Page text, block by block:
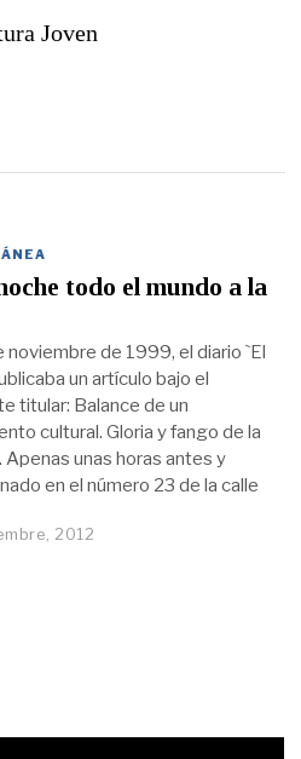
Joven
todo el mundo a la
noviembre de 1999, el diario `El
un artículo bajo el
titular: Balance de un
cultural. Gloria y fango de la
Apenas unas horas antes y
en el número 23 de la calle
2012